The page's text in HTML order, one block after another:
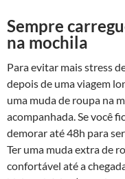
Sempre
na mochila
Para evitar mais stress
depois de uma viagem
uma muda de roupa na
acompanhada. Se você
demorar até 48h para
Ter uma muda extra de
confortável até a